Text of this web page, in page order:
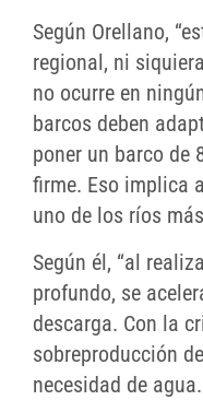
Según Orellano,
regional, ni
no ocurre en
barcos deben
poner un barco de
firme. Eso implica
uno de los ríos
Según él, “al
profundo, se
descarga. Con la
sobreproducción
necesidad de